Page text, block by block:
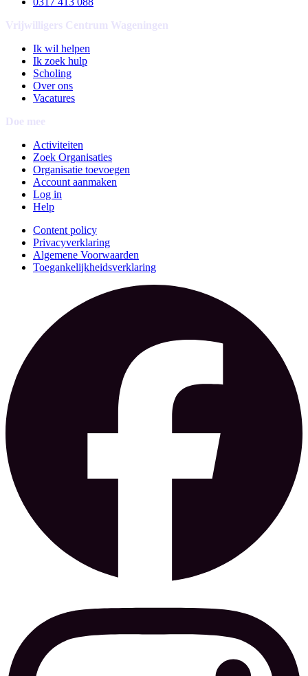
Vrijwilligers Centrum Wageningen
Ik wil helpen
Ik zoek hulp
Scholing
Over ons
Vacatures
Doe mee
Activiteiten
Zoek Organisaties
Organisatie toevoegen
Account aanmaken
Log in
Help
Content policy
Privacyverklaring
Algemene Voorwaarden
Toegankelijkheidsverklaring